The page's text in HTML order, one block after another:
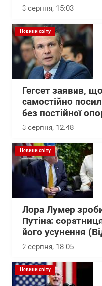
3 серпня, 15:03
Новини світу
Гегсет заявив,
самостійно
без постійної
3 серпня, 12:48
Новини світу
Лора Лумер
Путіна:
його усунення
2 серпня, 18:05
Новини світу